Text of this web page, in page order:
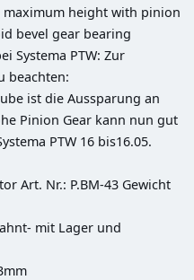
maximum height with pinion
bevel gear bearing
Systema PTW: Zur
beachten:
ist die Aussparung an
Pinion Gear kann nun gut
PTW 16 bis16.05.
Art. Nr.: P.BM-43 Gewicht
mit Lager und